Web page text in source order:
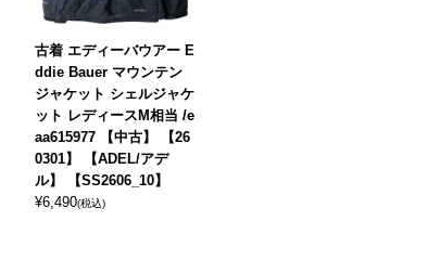
古着 エディーバウアー E
ddie Bauer マウンテン
ジャケット シェルジャケ
ット レディースM相当 /e
aa615977 【中古】 【26
0301】 【ADEL/アデ
ル】 【SS2606_10】
¥6,490(税込)